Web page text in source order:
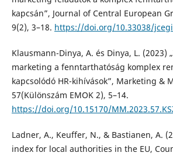
kapcsán”, Journal of Central European
9(2), 3–18. https://doi.org/10.33038/
Klausmann-Dinya, A. és Dinya, L. (2023)
marketing a fenntarthatóság komplex
kapcsolódó HR-kihívások”, Marketing &
57(Különszám EMOK 2), 5–14.
https://doi.org/10.15170/
Ladner, A., Keuffer, N., & Bastianen, A.
index for local authorities in the EU,